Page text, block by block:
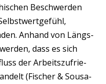
Beschwer­den
Anhand von Längs­
dass es sich
der Arbeits­zu­frie­
(Fischer & Sou­sa-